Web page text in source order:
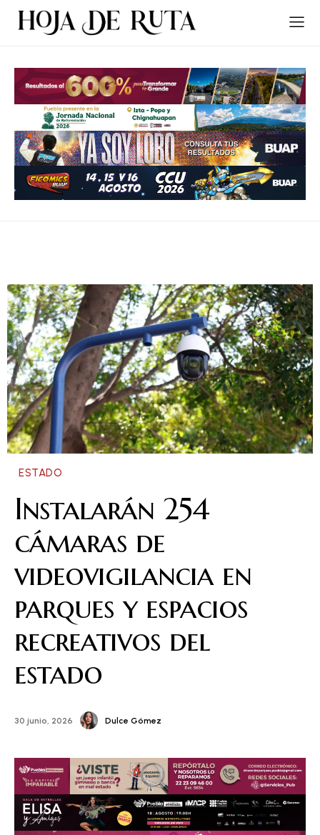
ESTADO
Instalarán 254
cámaras de
videovigilancia en
parques y espacios
recreativos del
estado
30 junio, 2026 Dulce Gómez